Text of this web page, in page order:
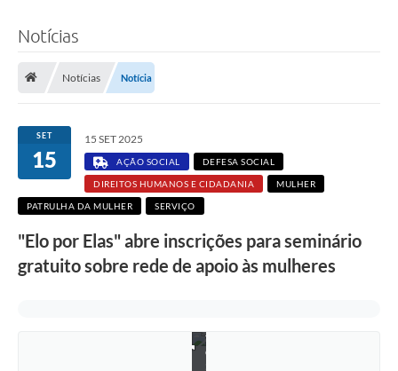
Notícias
Notícias Notícia
SET
15
15 SET 2025
AÇÃO SOCIAL DEFESA SOCIAL
DIREITOS HUMANOS E CIDADANIA MULHER
PATRULHA DA MULHER SERVIÇO
"Elo por Elas" abre inscrições para seminário
gratuito sobre rede de apoio às mulheres
t
o